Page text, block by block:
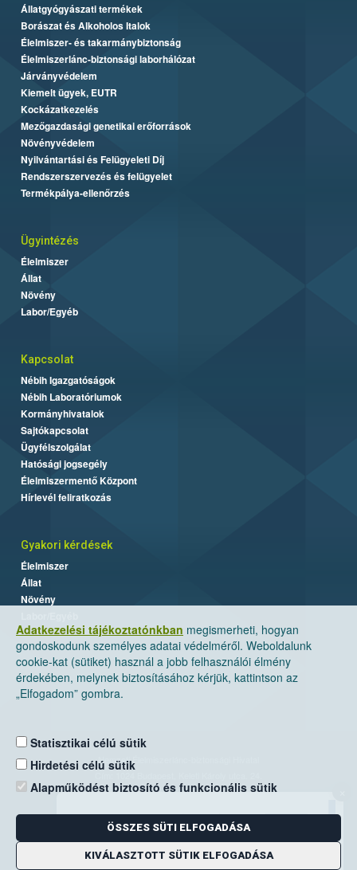
Adatkezelési tájékoztatónkban megismerheti, hogyan
gondoskodunk személyes adatai védelméről. Weboldalunk
cookie-kat (sütiket) használ a jobb felhasználói élmény
érdekében, melynek biztosításához kérjük, kattintson az
„Elfogadom” gombra.
Statisztikai célú sütik
Hirdetési célú sütik
Alapműködést biztosító és funkcionális sütik
ÖSSZES SÜTI ELFOGADÁSA
KIVÁLASZTOTT SÜTIK ELFOGADÁSA
Állatgyógyászati termékek
Borászat és Alkoholos Italok
Élelmiszer- és takarmánybiztonság
Élelmiszerlánc-biztonsági laborhálózat
Járványvédelem
Kiemelt ügyek, EUTR
Kockázatkezelés
Mezőgazdasági genetikai erőforrások
Növényvédelem
Nyilvántartási és Felügyeleti Díj
Rendszerszervezés és felügyelet
Termékpálya-ellenőrzés
Ügyintézés
Élelmiszer
Állat
Növény
Labor/Egyéb
Kapcsolat
Nébih Igazgatóságok
Nébih Laboratóriumok
Kormányhivatalok
Sajtókapcsolat
Ügyfélszolgálat
Hatósági jogsegély
Élelmiszermentő Központ
Hírlevél feliratkozás
Gyakori kérdések
Élelmiszer
Állat
Növény
Nemzeti Élelmiszerlánc-biztonsági Hivatal
Levelezési cím: 1525 Budapest. Pf. 30.
E-mail:ugyfelszolgalat@nebih.gov.hu
Zöld szám: 06-80/263-244
Telefon: 06-1/ 336-9000